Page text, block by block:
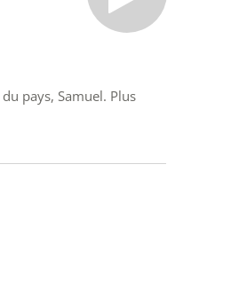
pays, Samuel. Plus